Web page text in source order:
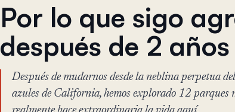
Por lo que sigo
después de 2 años
Después de mudarnos desde la neblina perpetua
azules de California, hemos explorado 12 parques